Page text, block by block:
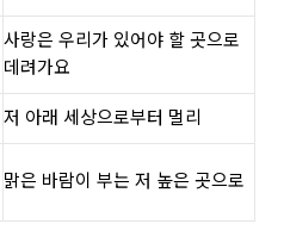
사랑은 우리가 있어야 할 곳으로
데려가요
저 아래 세상으로부터 멀리
맑은 바람이 부는 저 높은 곳으로